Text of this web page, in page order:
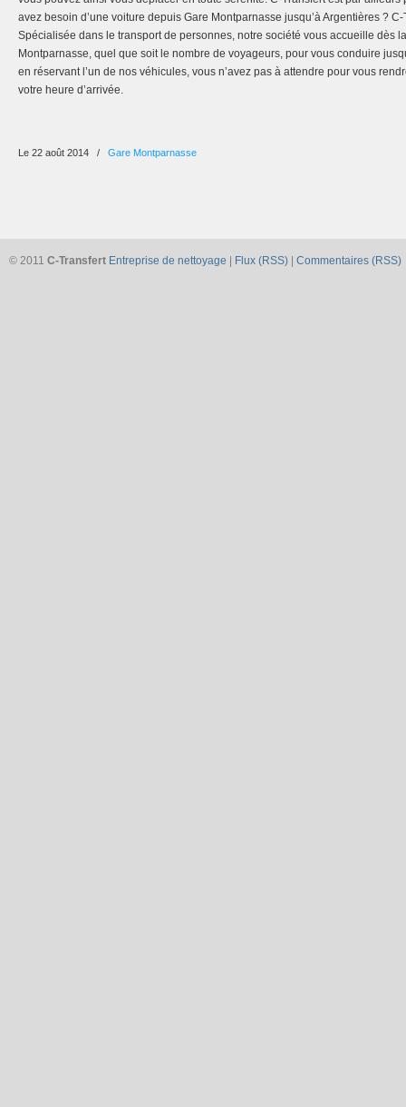
avez besoin d’une voiture depuis Gare Montparnasse jusqu’à Argentières ?
Spécialisée dans le transport de personnes, notre société vous accueille dès
Montparnasse, quel que soit le nombre de voyageurs, pour vous conduire
en réservant l’un de nos véhicules, vous n’avez pas à attendre pour vous
votre heure d’arrivée.
Le 22 août 2014 / Gare Montparnasse
© 2011 C-Transfert Entreprise de nettoyage Flux (RSS) Commentaires (RSS)